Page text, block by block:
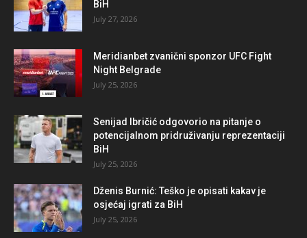
BiH
July 27, 2026
Meridianbet zvanični sponzor UFC Fight
Night Belgrade
July 25, 2026
Senijad Ibričić odgovorio na pitanje o
potencijalnom pridruživanju reprezentaciji
BiH
July 25, 2026
Dženis Burnić: Teško je opisati kakav je
osjećaj igrati za BiH
July 25, 2026